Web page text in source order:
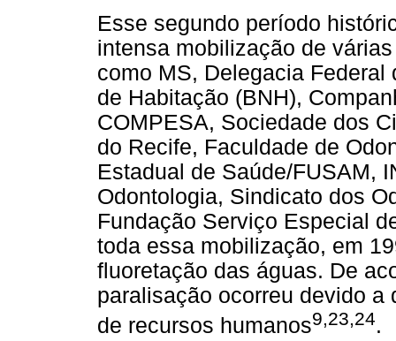
Esse segundo período
intensa mobilização de
como MS, Delegacia
de Habitação (BNH),
COMPESA, Sociedade dos
do Recife, Faculdade de
Estadual de Saúde/FUSAM,
Odontologia, Sindicato dos
Fundação Serviço Especial
toda essa mobilização, em
fluoretação das águas. De
paralisação ocorreu devido
de recursos humanos9,23,24.